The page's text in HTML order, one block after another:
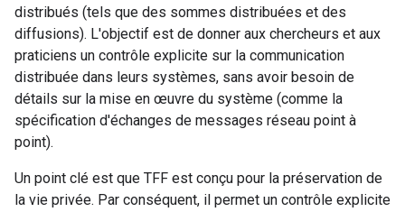
distribués (tels que des sommes distribuées et des
diffusions). L'objectif est de donner aux chercheurs et aux
praticiens un contrôle explicite sur la communication
distribuée dans leurs systèmes, sans avoir besoin de
détails sur la mise en œuvre du système (comme la
spécification d'échanges de messages réseau point à
point).
Un point clé est que TFF est conçu pour la préservation de
la vie privée. Par conséquent, il permet un contrôle explicite